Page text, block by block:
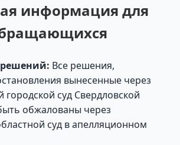
информация для
Все решения,
вынесенные через
городской суд Свердловской
обжалованы через
суд в апелляционном